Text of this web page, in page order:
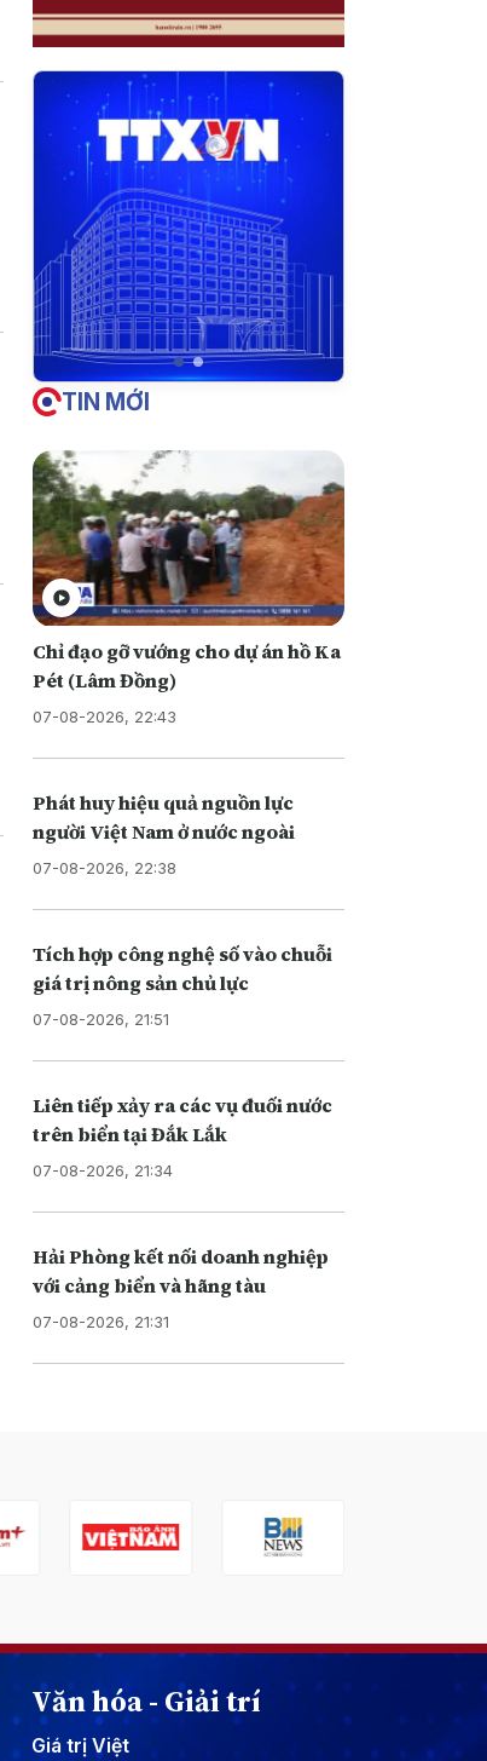
TIN MỚI
Chỉ đạo gỡ vướng cho dự án hồ Ka
Pét (Lâm Đồng)
07-08-2026, 22:43
Phát huy hiệu quả nguồn lực
người Việt Nam ở nước ngoài
07-08-2026, 22:38
Tích hợp công nghệ số vào chuỗi
giá trị nông sản chủ lực
07-08-2026, 21:51
Liên tiếp xảy ra các vụ đuối nước
trên biển tại Đắk Lắk
07-08-2026, 21:34
Hải Phòng kết nối doanh nghiệp
với cảng biển và hãng tàu
07-08-2026, 21:31
Văn hóa - Giải trí
Giá trị Việt